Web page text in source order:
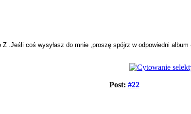
Z .Jeśli coś wysyłasz do mnie ,proszę spójrz w odpowiedni
Post: #22